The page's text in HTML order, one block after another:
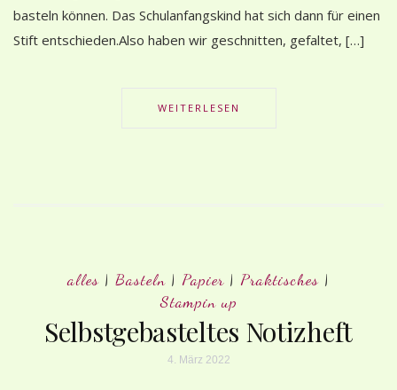
basteln können. Das Schulanfangskind hat sich dann für einen
Stift entschieden.Also haben wir geschnitten, gefaltet, […]
WEITERLESEN
alles | Basteln | Papier | Praktisches |
Stampin up
Selbstgebasteltes Notizheft
4. März 2022